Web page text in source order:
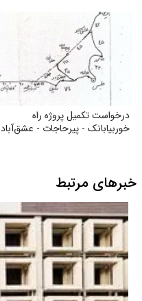
درخواست تکمیل پروژه راه
خوربیابانک - پیرحاجات - عشق‌آباد
خبرهای مرتبط